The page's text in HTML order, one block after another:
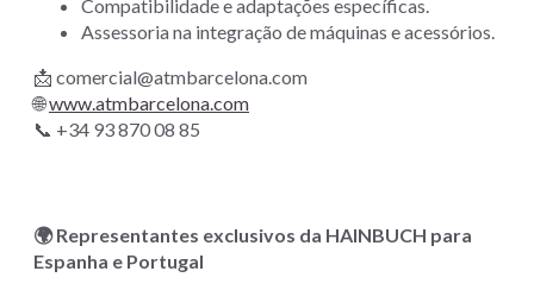
Compatibilidade e adaptações específicas.
Assessoria na integração de máquinas e acessórios.
📩 comercial@atmbarcelona.com
🌐www.atmbarcelona.com
📞 +34 93 870 08 85
🌍 Representantes exclusivos da HAINBUCH para
Espanha e Portugal